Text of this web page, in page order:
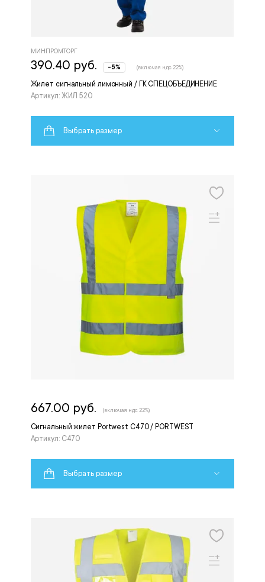
Жилет сигнальный лимонный / ГК СПЕЦОБЪЕДИНЕНИЕ
Артикул: ЖИЛ 520
МИНПРОМТОРГ
390.40 руб. -5% (включая ндс 22%)
Выбрать размер
Сигнальный жилет Portwest C470 / PORTWEST
Артикул: C470
667.00 руб. (включая ндс 22%)
Выбрать размер